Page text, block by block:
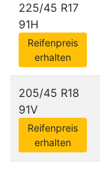
225/45 R17
91H
Reifenpreis
erhalten
205/45 R18
91V
Reifenpreis
erhalten